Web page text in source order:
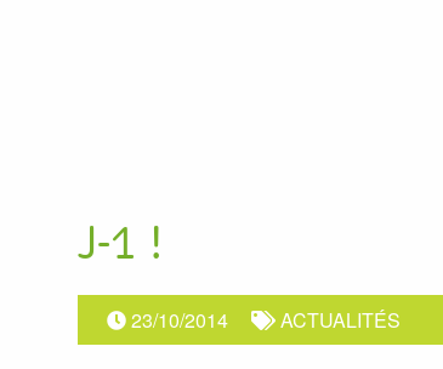
J-1 !
23/10/2014 ACTUALITÉS